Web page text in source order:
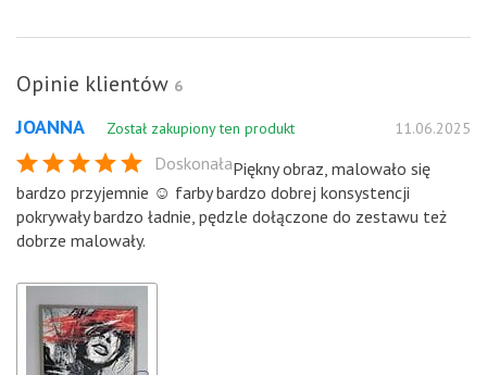
Opinie klientów 6
JOANNA Został zakupiony ten produkt 11.06.2025
DoskonałaPiękny obraz, malowało się
bardzo przyjemnie ☺️ farby bardzo dobrej konsystencji
pokrywały bardzo ładnie, pędzle dołączone do zestawu też
dobrze malowały.